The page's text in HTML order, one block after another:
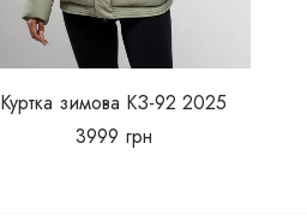
Куртка зимова КЗ-92 2025
3999 грн